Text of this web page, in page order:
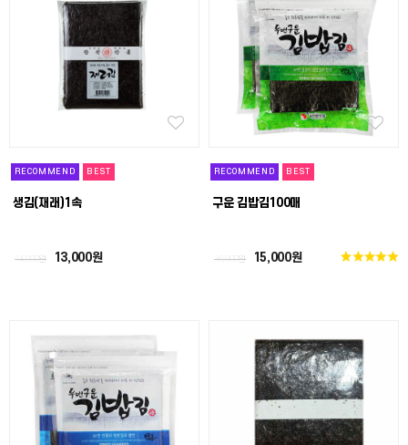
RECOMMEND BEST
생김(재래)1속
14,000원 13,000원
RECOMMEND BEST
구운 김밥김100매
16,000원 15,000원